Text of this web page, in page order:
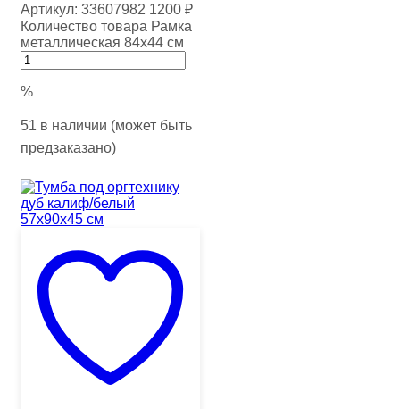
Артикул: 33607982 1200 ₽
Количество товара Рамка
металлическая 84х44 см
%
51 в наличии (может быть
предзаказано)